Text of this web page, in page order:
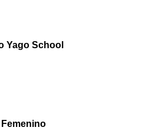
Yago School